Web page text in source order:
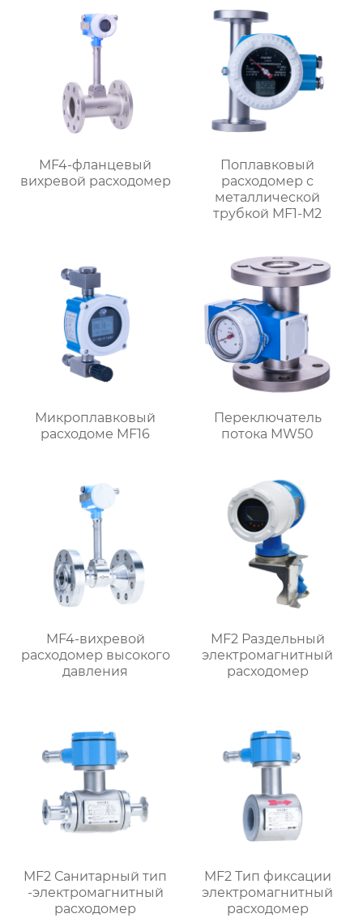
MF4-фланцевый
вихревой расходомер
Поплавковый
расходомер с
металлической
трубкой MF1-M2
Микроплавковый
расходоме MF16
Переключатель
потока MW50
MF4-вихревой
расходомер высокого
давления
MF2 Раздельный
электромагнитный
расходомер
MF2 Санитарный тип
-электромагнитный
расходомер
MF2 Тип фиксации
электромагнитный
расходомер